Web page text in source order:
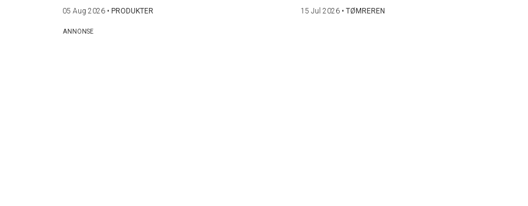
05 Aug 2026 • PRODUKTER 15 Jul 2026• TØMREREN